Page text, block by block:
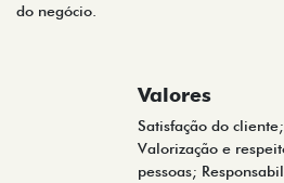
do negócio.
Valores
Satisfação do cliente;
Valorização e
pessoas;